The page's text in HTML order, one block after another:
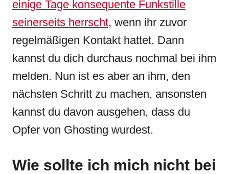
einige Tage konsequente Funkstille
seinerseits herrscht, wenn ihr zuvor
regelmäßigen Kontakt hattet. Dann
kannst du dich durchaus nochmal bei ihm
melden. Nun ist es aber an ihm, den
nächsten Schritt zu machen, ansonsten
kannst du davon ausgehen, dass du
Opfer von Ghosting wurdest.
Wie sollte ich mich nicht bei